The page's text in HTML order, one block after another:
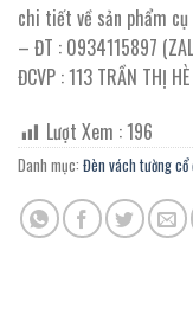
chi tiết về sản phẩm
– ĐT : 0934115897
ĐCVP : 113 TRẦN THỊ
Lượt Xem :196
Danh mục: Đèn vách tường cổ